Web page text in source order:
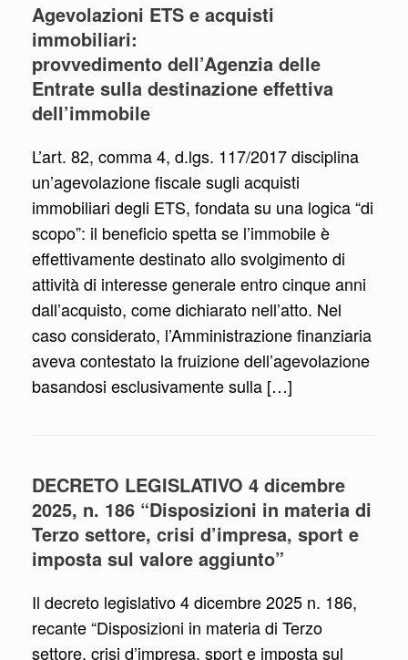
Agevolazioni ETS e acquisti
immobiliari:
provvedimento dell’Agenzia delle
Entrate sulla destinazione effettiva
dell’immobile
L’art. 82, comma 4, d.lgs. 117/2017 disciplina
un’agevolazione fiscale sugli acquisti
immobiliari degli ETS, fondata su una logica “di
scopo”: il beneficio spetta se l’immobile è
effettivamente destinato allo svolgimento di
attività di interesse generale entro cinque anni
dall’acquisto, come dichiarato nell’atto. Nel
caso considerato, l’Amministrazione finanziaria
aveva contestato la fruizione dell’agevolazione
basandosi esclusivamente sulla […]
DECRETO LEGISLATIVO 4 dicembre
2025, n. 186 “Disposizioni in materia di
Terzo settore, crisi d’impresa, sport e
imposta sul valore aggiunto”
Il decreto legislativo 4 dicembre 2025 n. 186,
recante “Disposizioni in materia di Terzo
settore, crisi d’impresa, sport e imposta sul